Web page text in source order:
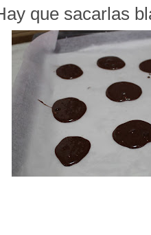
que sacarlas